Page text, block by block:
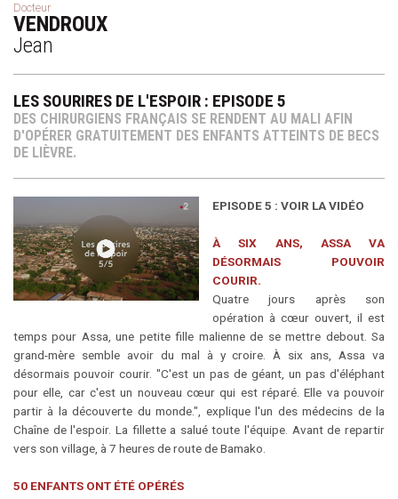
Docteur
VENDROUX
Jean
LES SOURIRES DE L'ESPOIR : EPISODE 5
DES CHIRURGIENS FRANÇAIS SE RENDENT AU MALI AFIN
D'OPÉRER GRATUITEMENT DES ENFANTS ATTEINTS DE BECS
DE LIÈVRE.
EPISODE 5 : VOIR LA VIDÉO
À SIX ANS, ASSA VA
DÉSORMAIS POUVOIR
COURIR.
Quatre jours après son
opération à cœur ouvert, il est
temps pour Assa, une petite fille malienne de se mettre debout. Sa
grand-mère semble avoir du mal à y croire. À six ans, Assa va
désormais pouvoir courir. "C'est un pas de géant, un pas d'éléphant
pour elle, car c'est un nouveau cœur qui est réparé. Elle va pouvoir
partir à la découverte du monde.", explique l'un des médecins de la
Chaîne de l'espoir. La fillette a salué toute l'équipe. Avant de repartir
vers son village, à 7 heures de route de Bamako.
50 ENFANTS ONT ÉTÉ OPÉRÉS